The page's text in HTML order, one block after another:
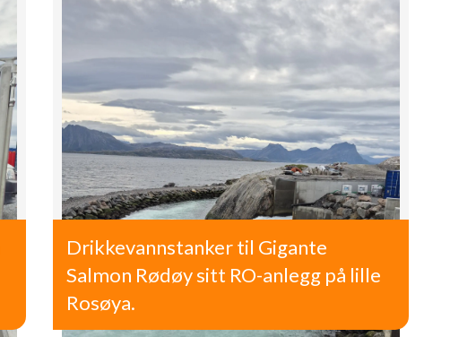
Drikkevannstanker til Gigante
Salmon Rødøy sitt RO-anlegg på lille
Rosøya.